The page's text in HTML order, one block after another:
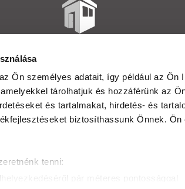
Ön személyes adatait, így például az Ön
tárolhatjuk és hozzáférünk az
és tartalmakat, hirdetés- és
biztosíthassunk Önnek. Ön
tenni: